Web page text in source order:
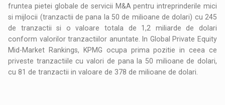
fruntea pietei globale de servicii M&A pentru intreprinderile mici
si mijlocii (tranzactii de pana la 50 de milioane de dolari) cu 245
de tranzactii si o valoare totala de 1,2 miliarde de dolari
conform valorilor tranzactiilor anuntate. In Global Private Equity
Mid-Market Rankings, KPMG ocupa prima pozitie in ceea ce
priveste tranzactiile cu valori de pana la 50 milioane de dolari,
cu 81 de tranzactii in valoare de 378 de milioane de dolari.